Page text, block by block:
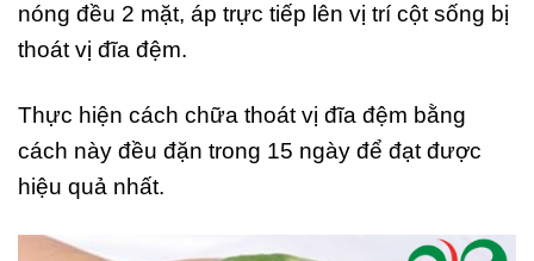
nóng đều 2 mặt, áp trực tiếp lên vị trí cột sống bị
thoát vị đĩa đệm.
Thực hiện cách chữa thoát vị đĩa đệm bằng
cách này đều đặn trong 15 ngày để đạt được
hiệu quả nhất.